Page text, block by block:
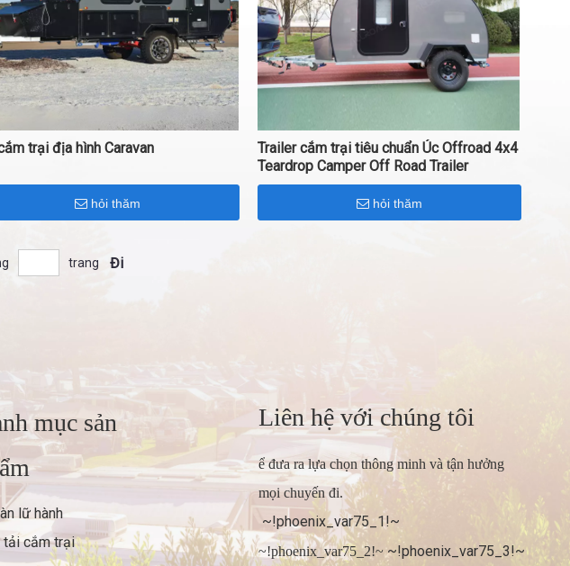
trại địa hình Caravan
hỏi thăm
Trailer cắm trại tiêu chuẩn Úc Offroad 4x4
Teardrop Camper Off Road Trailer
hỏi thăm
trang Đi
mục sản
lữ hành
tải cắm trại
Liên hệ với chúng tôi
ể đưa ra lựa chọn thông minh và tận hưởng
mọi chuyến đi.
~!phoenix_var75_1!~
~!phoenix_var75_2!~~!phoenix_var75_3!~